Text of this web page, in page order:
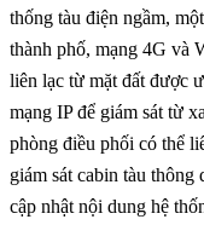
thống tàu điện ngầm,
thành phố, mạng 4G và
liên lạc từ mặt đất được
mạng IP để giám sát từ
phòng điều phối có thể
giám sát cabin tàu
cập nhật nội dung hệ